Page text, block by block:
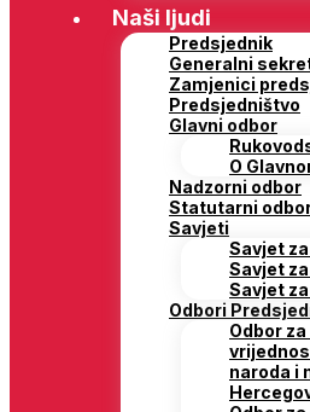
Naši ljudi
Predsjednik
Generalni
Zamjenici
Predsjedništvo
Glavni odbor
O
Nadzorni odbor
Statutarni
Savjeti
Savjet
Savjet
Savjet
Odbori
Odbor
naroda i